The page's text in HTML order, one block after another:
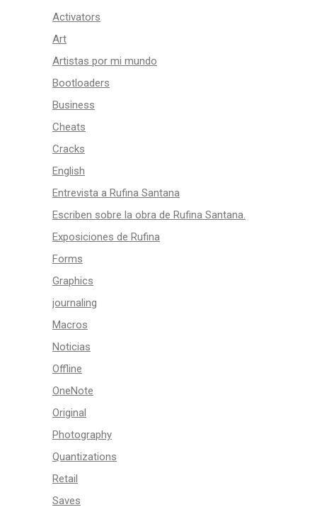
Activators
Art
Artistas por mi mundo
Bootloaders
Business
Cheats
Cracks
English
Entrevista a Rufina Santana
Escriben sobre la obra de Rufina Santana.
Exposiciones de Rufina
Forms
Graphics
journaling
Macros
Noticias
Offline
OneNote
Original
Photography
Quantizations
Retail
Saves